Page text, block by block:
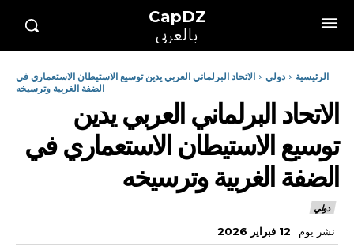
CapDZ
بالعربي
الرئيسية دولي
الاتحاد البرلماني العربي يدين توسيع الاستيطان الاستعماري في
الضفة الغربية وترسيخه
الاتحاد البرلماني العربي يدين
توسيع الاستيطان الاستعماري في
الضفة الغربية وترسيخه
دولي
نشر يوم 12 فبراير 2026